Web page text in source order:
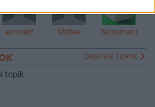
eurocent McDee Tazsomaru
ÖSSZES TOPIK
topik